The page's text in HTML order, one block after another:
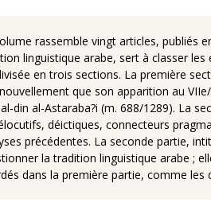
rassemble vingt articles, publiés
linguistique arabe, sert à classer
en trois sections. La première
que son apparition au
al-din al-Astaraba?i (m. 688/1289). La
déictiques, connecteurs
précédentes. La seconde partie,
la tradition linguistique arabe ;
dans la première partie, comme les